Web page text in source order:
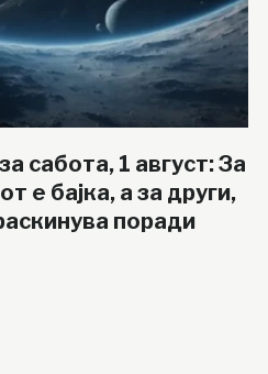
сабота, 1 август: За
е бајка, а за други,
поради